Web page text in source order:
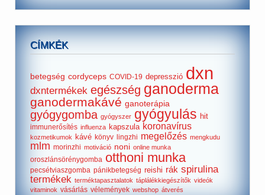
CÍMKÉK
betegség cordyceps COVID-19 depresszió dxn
dxntermékek egészség ganoderma
ganodermakávé ganoterápia
gyógygomba gyógyszer gyógyulás hit
immunerősítés influenza kapszula koronavírus
kozmetikumok kávé könyv lingzhi megelőzés mengkudu
mlm morinzhi motiváció noni online munka
oroszlánsörénygomba otthoni munka
pecsétviaszgomba pánikbetegség reishi rák spirulina
termékek terméktapasztalatok táplálékkiegészítők videók
vitaminok vásárlás vélemények webshop átverés